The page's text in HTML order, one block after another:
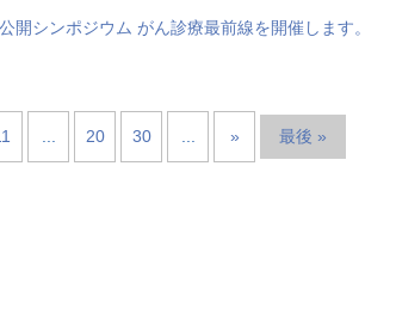
シンポジウム がん診療最前線を開催します。
20 30 » 最後 »